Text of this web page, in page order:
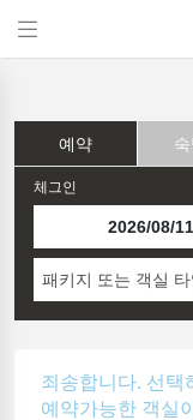
예약
체그인
패키지 또는 객실
죄송합니다. 선택
예약가능한 객실